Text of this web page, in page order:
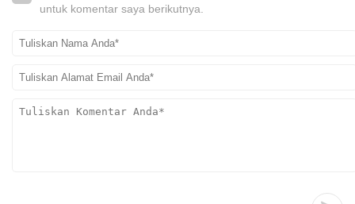
untuk komentar saya berikutnya.